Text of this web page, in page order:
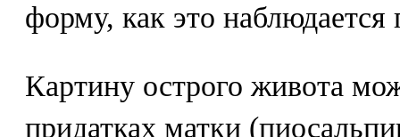
форму, как это
Картину острого живота
придатках матки